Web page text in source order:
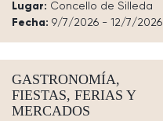
Lugar: Concello de Silleda
Fecha: 9/7/2026 - 12/7/2026
GASTRONOMÍA,
FIESTAS, FERIAS Y
MERCADOS